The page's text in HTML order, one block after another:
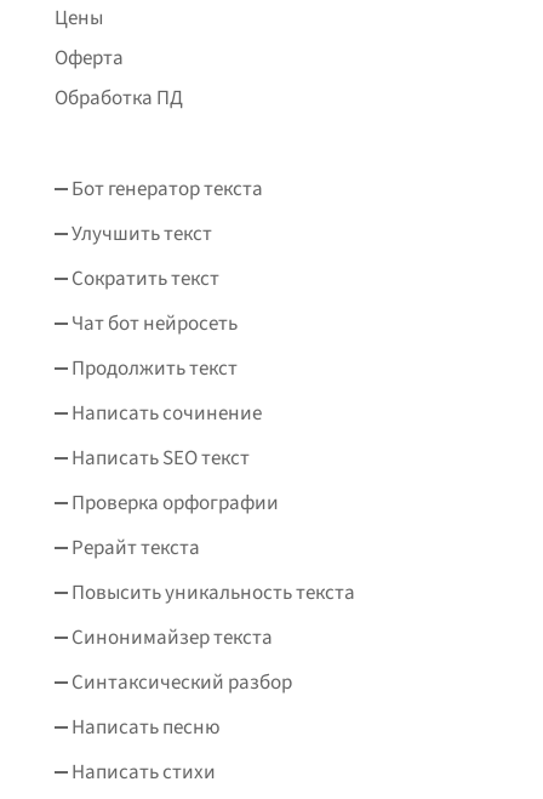
Цены
Оферта
Обработка ПД
Бот генератор текста
Улучшить текст
Сократить текст
Чат бот нейросеть
Продолжить текст
Написать сочинение
Написать SEO текст
Проверка орфографии
Рерайт текста
Повысить уникальность текста
Синонимайзер текста
Синтаксический разбор
Написать песню
Написать стихи